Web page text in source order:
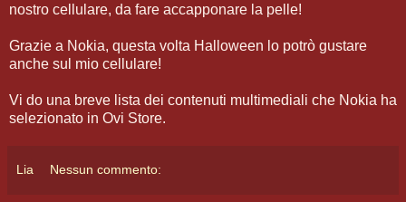
nostro cellulare, da fare accapponare la pelle!
Grazie a Nokia, questa volta Halloween lo potrò gustare
anche sul mio cellulare!
Vi do una breve lista dei contenuti multimediali che Nokia ha
selezionato in Ovi Store.
Lia Nessun commento: